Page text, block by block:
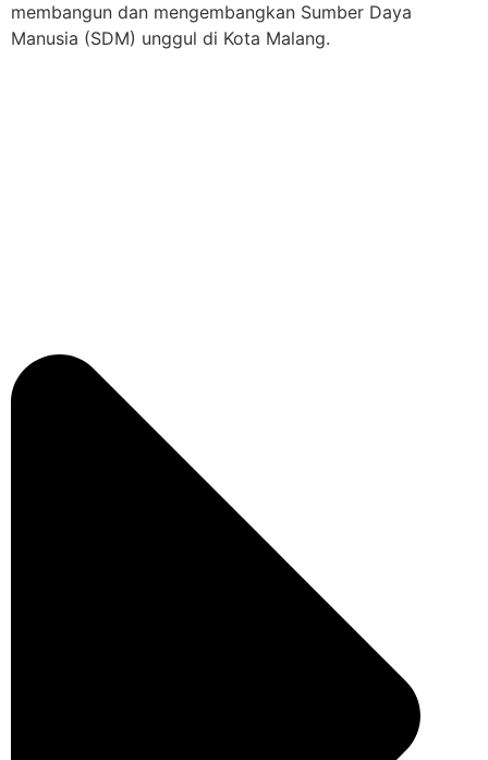
membangun dan mengembangkan Sumber Daya
Manusia (SDM) unggul di Kota Malang.